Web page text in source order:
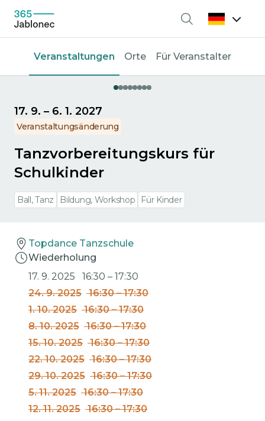
Suche
Veranstaltungen Orte Für Veranstalter
17. 9. – 6. 1. 2027
Veranstaltungsänderung
Tanzvorbereitungskurs für
Schulkinder
Ball, Tanz Bildung, Workshop Für Kinder
Topdance Tanzschule
Wiederholung
17. 9. 2025
16:30 – 17:30
24. 9. 2025
16:30 – 17:30
1. 10. 2025
16:30 – 17:30
8. 10. 2025
16:30 – 17:30
15. 10. 2025
16:30 – 17:30
22. 10. 2025
16:30 – 17:30
29. 10. 2025
16:30 – 17:30
5. 11. 2025
16:30 – 17:30
12. 11. 2025
16:30 – 17:30